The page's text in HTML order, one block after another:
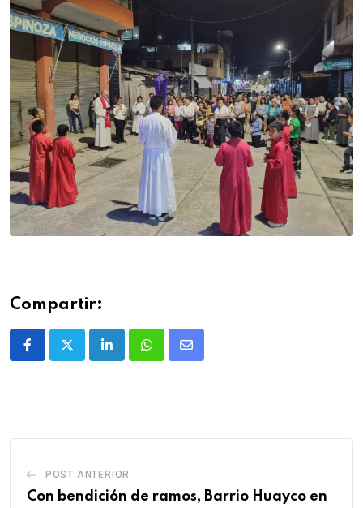
Compartir:
POST ANTERIOR
Con bendición de ramos, Barrio Huayco en